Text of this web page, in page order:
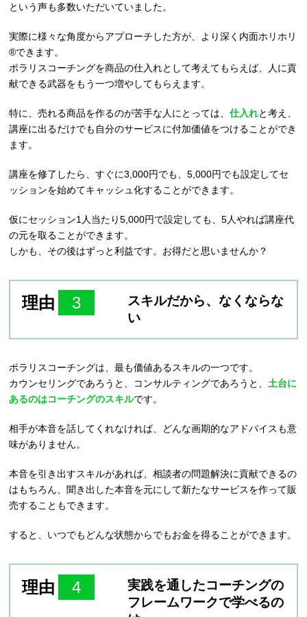
という声も多数いただいていました。
実際に様々な角度からアプローチした方が、より深く内面ホリホリ
®︎できます。
ポラリスコーチングを商品の仕入れとして考えてもらえば、人に貢
献できる武器をもう一つ増やしてもらえます。
特に、売れる商品を作るのが苦手な人にとっては、仕入れと考え、
講座に出るだけでも自分のサービスに付加価値をつけることができ
ます。
講座を修了したら、すぐに3,000円でも、5,000円でも設定してセ
ッションを始めてキャッシュ化することができます。
仮にセッション1人当たり5,000円で設定しても、5人やれば講座代
の元を取ることができます。
しかも、その後はずっと利益です。お得だと思いませんか？
理由 3
スキルだから、なくならな
い
ポラリスコーチングは、最も価値あるスキルの一つです。
カウンセリングであろうと、コンサルティングであろうと、土台に
あるのはコーチングのスキルです。
相手が本音を話してくれなければ、どんな画期的なアドバイスも意
味がありません。
本音を引き出すスキルがあれば、相談者の問題解決に貢献できるの
はもちろん、聞き出した本音を元にして新たなサービスを作って販
売することもできます。
すると、いつでもどんな状態からでもお金を得ることができます。
理由 4
実践を通したコーチングの
フレームワークで学べるの